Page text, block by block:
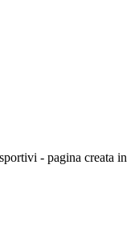
- pagina creata in